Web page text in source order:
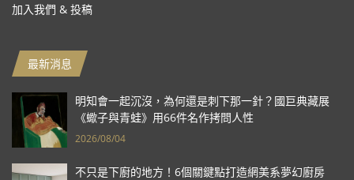
加入我們 & 投稿
最新消息
明知會一起沉沒，為何還是刺下那一針？國巨典藏展
《蠍子與青蛙》用66件名作拷問人性
2026/08/04
不只是下廚的地方！6個關鍵點打造網美系夢幻廚房